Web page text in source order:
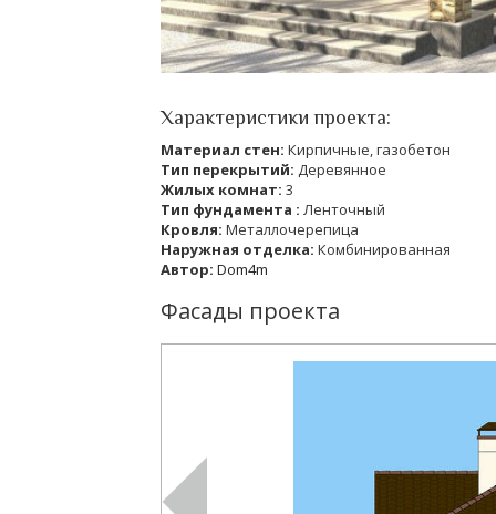
Характеристики проекта:
Материал стен: Кирпичные, газобетон
Тип перекрытий: Деревянное
Жилых комнат: 3
Тип фундамента : Ленточный
Кровля: Металлочерепица
Наружная отделка: Комбинированная
Автор: Dom4m
Фасады проекта